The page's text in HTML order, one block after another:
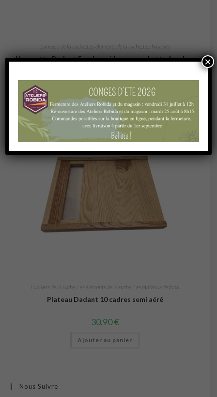
L'univers de la ruche, Les éléments de la ruche, Les hausses
Haussette Dadant 5 cadres vide pour ruchette 6 cadres
14,57€
Ajouter au panier
L'univers de la ruche Les éléments de la ruche Les plateaux de fond
Plateau Dadant 10 cadres semi aéré
30,90€
Ajouter au panier
Nous Suivre
×